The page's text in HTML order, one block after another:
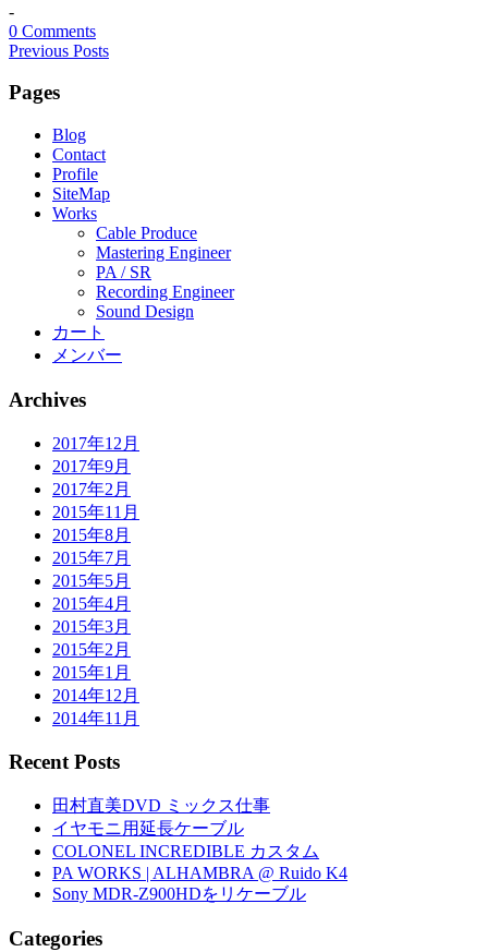
-
0 Comments
Previous Posts
Pages
Blog
Contact
Profile
SiteMap
Works
Cable Produce
Mastering Engineer
PA / SR
Recording Engineer
Sound Design
カート
メンバー
Archives
2017年12月
2017年9月
2017年2月
2015年11月
2015年8月
2015年7月
2015年5月
2015年4月
2015年3月
2015年2月
2015年1月
2014年12月
2014年11月
Recent Posts
田村直美DVD ミックス仕事
イヤモニ用延長ケーブル
COLONEL INCREDIBLE カスタム
PA WORKS | ALHAMBRA @ Ruido K4
Sony MDR-Z900HDをリケーブル
Categories